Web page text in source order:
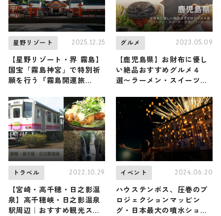
星野リゾート 2025.12.25
【星野リゾート・界 霧島】
国宝「霧島神宮」で特別祈
願を行う『霧島開運旅
「九面」の拝観、清めの温
泉など開運アクションが満
載
グルメ 2023.05.09
【鹿児島県】お財布に優し
い絶品おすすめグルメ４
選〜ラーメン・スイーツ・
トラベル 2022.10.29
【宮崎・高千穂・日之影温
泉】高千穂峡・日之影温泉
駅周辺｜おすすめ観光スポ
イベント 2024.06.20
ハウステンボス、圧巻のプ
ロジェクションマッピン
グ・日本最大の噴水ショー